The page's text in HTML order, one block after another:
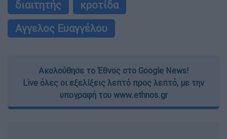
διαιτητής
κροτίδα
Αγγελος Ευαγγέλου
Ακολούθησε το Έθνος στο Google News!
Live όλες οι εξελίξεις λεπτό προς λεπτό, με την
υπογραφή του www.ethnos.gr